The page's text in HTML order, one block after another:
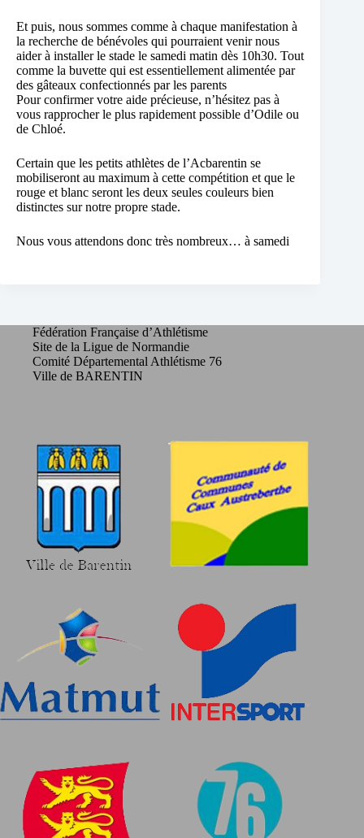
Et puis, nous sommes comme à chaque manifestation à
la recherche de bénévoles qui pourraient venir nous
aider à installer le stade le samedi matin dès 10h30. Tout
comme la buvette qui est essentiellement alimentée par
des gâteaux confectionnés par les parents
Pour confirmer votre aide précieuse, n’hésitez pas à
vous rapprocher le plus rapidement possible d’Odile ou
de Chloé.
Certain que les petits athlètes de l’Acbarentin se
mobiliseront au maximum à cette compétition et que le
rouge et blanc seront les deux seules couleurs bien
distinctes sur notre propre stade.
Nous vous attendons donc très nombreux… à samedi
Fédération Française d’Athlétisme
Site de la Ligue de Normandie
Comité Départemental Athlétisme 76
Ville de BARENTIN